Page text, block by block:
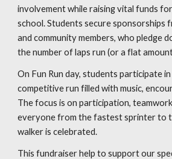
involvement while raising vital funds
school. Students secure sponsorships
and community members, who pledge
the number of laps run (or a flat
On Fun Run day, students participate
competitive run filled with music,
The focus is on participation,
everyone from the fastest sprinter to
walker is celebrated.
This fundraiser help to support our